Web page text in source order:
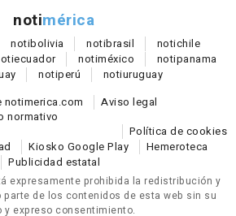
notimérica
notibolivia notibrasil notichile
ecuador notiméxico notipanama
notiperú notiuruguay
notimerica.com
Aviso legal
normativo
Política de cookies
Kiosko Google Play
Hemeroteca
Publicidad estatal
expresamente prohibida la redistribución y
de los contenidos de esta web sin su
y expreso consentimiento.